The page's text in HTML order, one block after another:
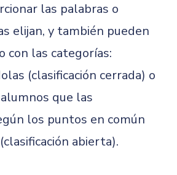
las palabras o
elijan, y también pueden
con las categorías:
(clasificación cerrada) o
que las
los puntos en común
abierta).